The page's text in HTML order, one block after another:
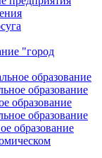
"город
образование
образование
образование
образование
образование